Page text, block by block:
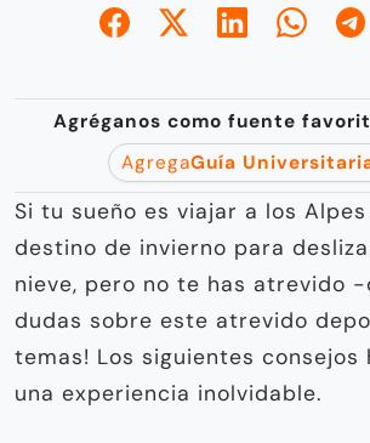
Agréganos como fuente
AgregaGuía
Si tu sueño es viajar a los
destino de invierno para
nieve, pero no te has atrevido
dudas sobre este atrevido
temas! Los siguientes consejos
una experiencia inolvidable.